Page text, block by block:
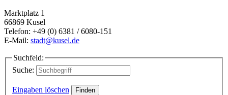
Marktplatz 1
66869 Kusel
Telefon: +49 (0) 6381 / 6080-151
E-Mail: stadt@kusel.de
Suchfeld:
Suche:
Eingaben löschen